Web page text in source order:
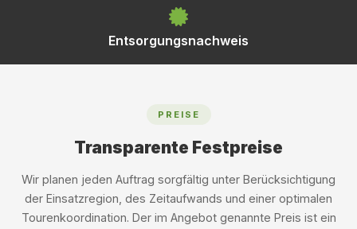
Entsorgungsnachweis
PREISE
Transparente Festpreise
Wir planen jeden Auftrag sorgfältig unter Berücksichtigung
der Einsatzregion, des Zeitaufwands und einer optimalen
Tourenkoordination. Der im Angebot genannte Preis ist ein